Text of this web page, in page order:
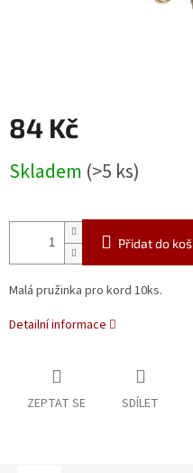
84 Kč
cena:
Skladem (>5 ks)
Přidat do
Malá pružinka pro kord 10ks.
Detailní informace
ZEPTAT SE SDÍLET